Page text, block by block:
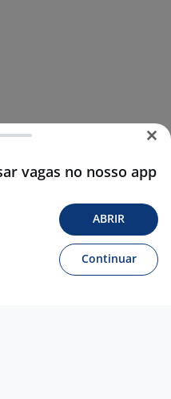
vagas no nosso app
ABRIR
Continuar